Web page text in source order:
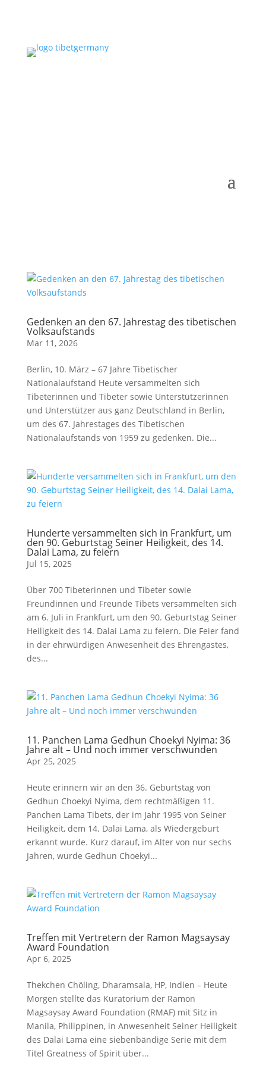
Gedenken an den 67. Jahrestag des tibetischen
Volksaufstands
Mar 11, 2026
Berlin, 10. März – 67 Jahre Tibetischer
Nationalaufstand Heute versammelten sich
Tibeterinnen und Tibeter sowie Unterstützerinnen
und Unterstützer aus ganz Deutschland in Berlin,
um des 67. Jahrestages des Tibetischen
Nationalaufstands von 1959 zu gedenken. Die...
Hunderte versammelten sich in Frankfurt, um
den 90. Geburtstag Seiner Heiligkeit, des 14.
Dalai Lama, zu feiern
Jul 15, 2025
Über 700 Tibeterinnen und Tibeter sowie
Freundinnen und Freunde Tibets versammelten sich
am 6. Juli in Frankfurt, um den 90. Geburtstag Seiner
Heiligkeit des 14. Dalai Lama zu feiern. Die Feier fand
in der ehrwürdigen Anwesenheit des Ehrengastes,
des...
11. Panchen Lama Gedhun Choekyi Nyima: 36
Jahre alt – Und noch immer verschwunden
Apr 25, 2025
Heute erinnern wir an den 36. Geburtstag von
Gedhun Choekyi Nyima, dem rechtmäßigen 11.
Panchen Lama Tibets, der im Jahr 1995 von Seiner
Heiligkeit, dem 14. Dalai Lama, als Wiedergeburt
erkannt wurde. Kurz darauf, im Alter von nur sechs
Jahren, wurde Gedhun Choekyi...
Treffen mit Vertretern der Ramon Magsaysay
Award Foundation
Apr 6, 2025
Thekchen Chöling, Dharamsala, HP, Indien – Heute
Morgen stellte das Kuratorium der Ramon
Magsaysay Award Foundation (RMAF) mit Sitz in
Manila, Philippinen, in Anwesenheit Seiner Heiligkeit
des Dalai Lama eine siebenbändige Serie mit dem
Titel Greatness of Spirit über...